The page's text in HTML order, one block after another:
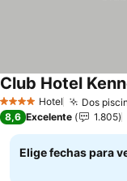
4 EstrellasHotel Dos
Club Hotel
8,6 Excelente 1.805
Elige fechas para